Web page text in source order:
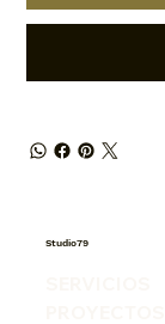
Studio79